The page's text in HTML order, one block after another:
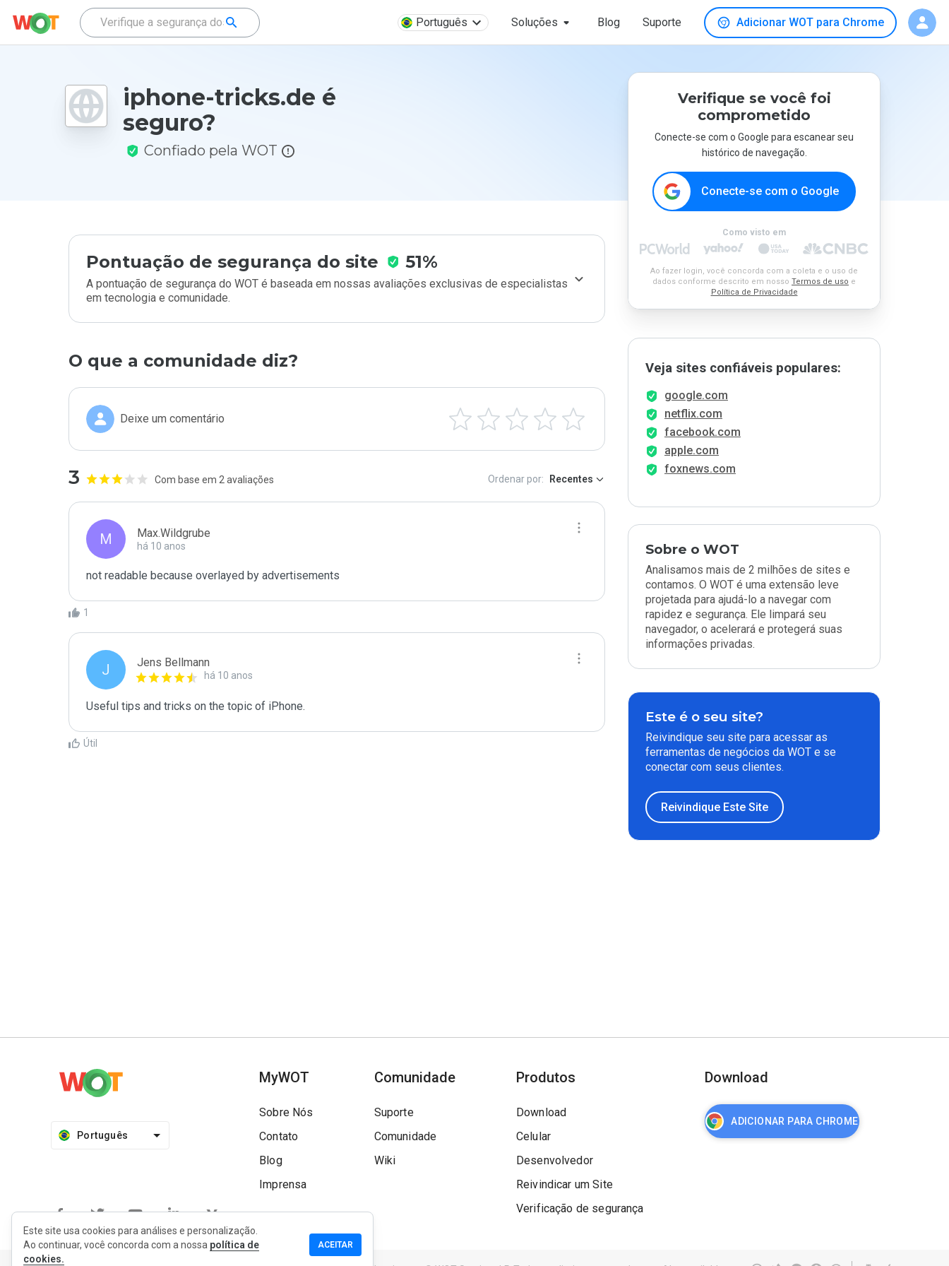
Português Soluções Blog Suporte Adicionar WOT para Chrome
iphone-tricks.de é
seguro?
Confiado pela WOT
Pontuação de segurança do site 51%
A pontuação de segurança do WOT é baseada em nossas avaliações exclusivas de especialistas
em tecnologia e comunidade.
O que a comunidade diz?
Deixe um comentário
3 Com base em 2 avaliações Ordenar por: Recentes
M Max.Wildgrube
há 10 anos
not readable because overlayed by advertisements
1
J Jens Bellmann
há 10 anos
Useful tips and tricks on the topic of iPhone.
Útil
Verifique se você foi
comprometido
Conecte-se com o Google para escanear seu
histórico de navegação.
Conecte-se com o Google
Como visto em
Ao fazer login, você concorda com a coleta e o uso de
dados conforme descrito em nosso Termos de uso e
Política de Privacidade
Veja sites confiáveis populares:
google.com
netflix.com
facebook.com
apple.com
foxnews.com
Sobre o WOT
Analisamos mais de 2 milhões de sites e
contamos. O WOT é uma extensão leve
projetada para ajudá-lo a navegar com
rapidez e segurança. Ele limpará seu
navegador, o acelerará e protegerá suas
informações privadas.
Este é o seu site?
Reivindique seu site para acessar as
ferramentas de negócios da WOT e se
conectar com seus clientes.
Reivindique Este Site
Português
MyWOT
Sobre Nós
Contato
Blog
Imprensa
Comunidade
Suporte
Comunidade
Wiki
Produtos
Download
Celular
Desenvolvedor
Reivindicar um Site
Verificação de segurança
Download
ADICIONAR PARA CHROME
Este site usa cookies para análises e personalização.
Ao continuar, você concorda com a nossa política de
cookies.
ACEITAR